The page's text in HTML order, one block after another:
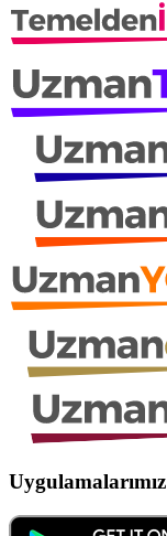
Uygulamalarımız